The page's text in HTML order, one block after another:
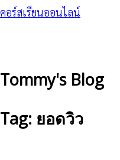
คอร์สเรียนออนไลน์
Tommy's Blog
Tag: ยอดวิว